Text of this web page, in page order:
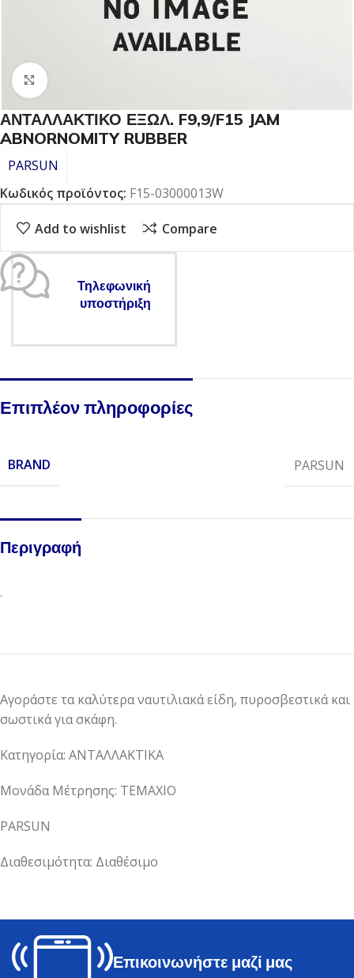
Click to enlarge
ΑΝΤΑΛΛΑΚΤΙΚΟ ΕΞΩΛ. F9,9/F15 JAM
ABNORNOMITY RUBBER
PARSUN
Κωδικός προϊόντος: F15-03000013W
Add to wishlist Compare
Τηλεφωνική
υποστήριξη
Επιπλέον πληροφορίες
BRAND PARSUN
Περιγραφή
.
Αγοράστε τα καλύτερα ναυτιλιακά είδη, πυροσβεστικά και
σωστικά για σκάφη.
Κατηγορία: ΑΝΤΑΛΛΑΚΤΙΚΑ
Μονάδα Μέτρησης: ΤΕΜΑΧΙΟ
PARSUN
Διαθεσιμότητα: Διαθέσιμο
Επικοινωνήστε μαζί μας